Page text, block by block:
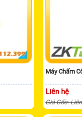
Máy Chấm
Liên hệ
Giá Gốc: